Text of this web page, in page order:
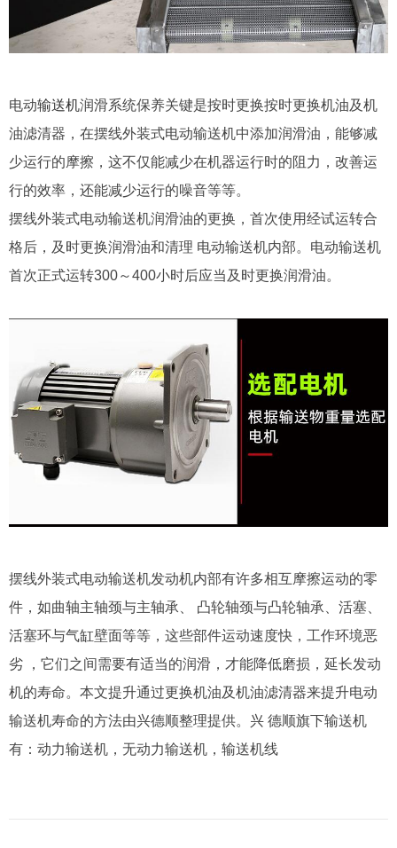
电动输送机润滑系统保养关键是按时更换按时更换机油及机
油滤清器，在摆线外装式电动输送机中添加润滑油，能够减
少运行的摩擦，这不仅能减少在机器运行时的阻力，改善运
行的效率，还能减少运行的噪音等等。
摆线外装式电动输送机润滑油的更换，首次使用经试运转合
格后，及时更换润滑油和清理 电动输送机内部。电动输送机
首次正式运转300～400小时后应当及时更换润滑油。
摆线外装式电动输送机发动机内部有许多相互摩擦运动的零
件，如曲轴主轴颈与主轴承、 凸轮轴颈与凸轮轴承、活塞、
活塞环与气缸壁面等等，这些部件运动速度快，工作环境恶
劣 ，它们之间需要有适当的润滑，才能降低磨损，延长发动
机的寿命。本文提升通过更换机油及机油滤清器来提升电动
输送机寿命的方法由兴德顺整理提供。兴 德顺旗下输送机
有：动力输送机，无动力输送机，输送机线